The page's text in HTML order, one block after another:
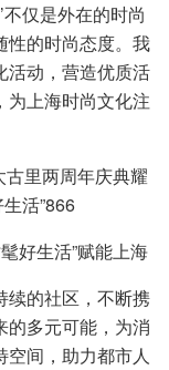
不仅是外在的时尚
性的时尚态度。我
活动，营造优质活
为上海时尚文化注
好生活”赋能上海
续的社区，不断携
的多元可能，为消
空间，助力都市人